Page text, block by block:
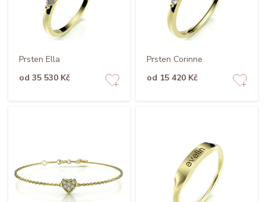
Prsten Ella
od 35 530 Kč
Prsten Corinne
od 15 420 Kč